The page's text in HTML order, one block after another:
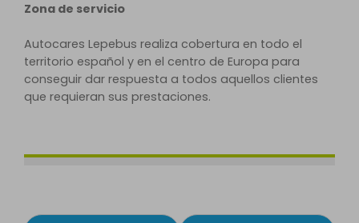
Zona de servicio
Autocares Lepebus realiza cobertura en todo el
territorio español y en el centro de Europa para
conseguir dar respuesta a todos aquellos clientes
que requieran sus prestaciones.